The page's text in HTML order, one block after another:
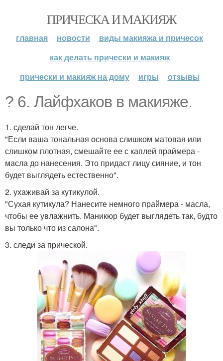
ПРИЧЕСКА И МАКИЯЖ
главная новости
виды макияжа и причесок
как делать прически и макияж
прически и макияж на дому
игры отзывы
? 6. Лайфхаков в макияже.
1. сделай тон легче.
"Если ваша тональная основа слишком матовая или
слишком плотная, смешайте ее с каплей праймера -
масла до нанесения. Это придаст лицу сияние, и тон
будет выглядеть естественно".
2. ухаживай за кутикулой.
"Сухая кутикула? Нанесите немного праймера - масла,
чтобы ее увлажнить. Маникюр будет выглядеть так, будто
вы только что из салона".
3. следи за прической.